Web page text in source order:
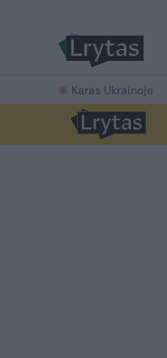
Karas Ukrainoje